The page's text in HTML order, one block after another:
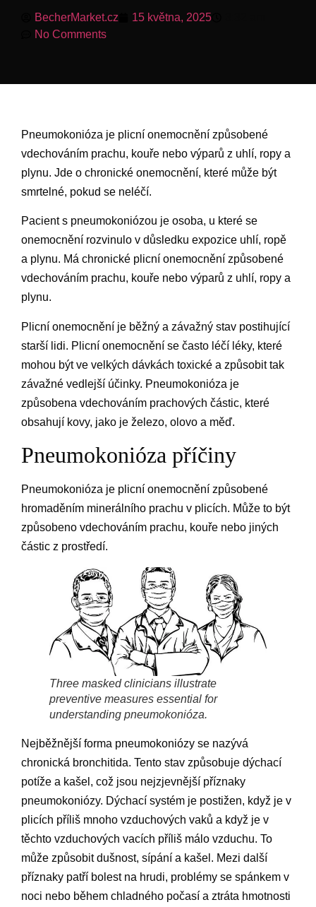
BecherMarket.cz 15 května, 2025
No Comments
Pneumokonióza je plicní onemocnění způsobené
vdechováním prachu, kouře nebo výparů z uhlí, ropy a
plynu. Jde o chronické onemocnění, které může být
smrtelné, pokud se neléčí.
Pacient s pneumokoniózou je osoba, u které se
onemocnění rozvinulo v důsledku expozice uhlí, ropě
a plynu. Má chronické plicní onemocnění způsobené
vdechováním prachu, kouře nebo výparů z uhlí, ropy a
plynu.
Plicní onemocnění je běžný a závažný stav postihující
starší lidi. Plicní onemocnění se často léčí léky, které
mohou být ve velkých dávkách toxické a způsobit tak
závažné vedlejší účinky. Pneumokonióza je
způsobena vdechováním prachových částic, které
obsahují kovy, jako je železo, olovo a měď.
Pneumokonióza příčiny
Pneumokonióza je plicní onemocnění způsobené
hromaděním minerálního prachu v plicích. Může to být
způsobeno vdechováním prachu, kouře nebo jiných
částic z prostředí.
Three masked clinicians illustrate
preventive measures essential for
understanding pneumokonióza.
Nejběžnější forma pneumokoniózy se nazývá
chronická bronchitida. Tento stav způsobuje dýchací
potíže a kašel, což jsou nejzjevnější příznaky
pneumokoniózy. Dýchací systém je postižen, když je v
plicích příliš mnoho vzduchových vaků a když je v
těchto vzduchových vacích příliš málo vzduchu. To
může způsobit dušnost, sípání a kašel. Mezi další
příznaky patří bolest na hrudi, problémy se spánkem v
noci nebo během chladného počasí a ztráta hmotnosti